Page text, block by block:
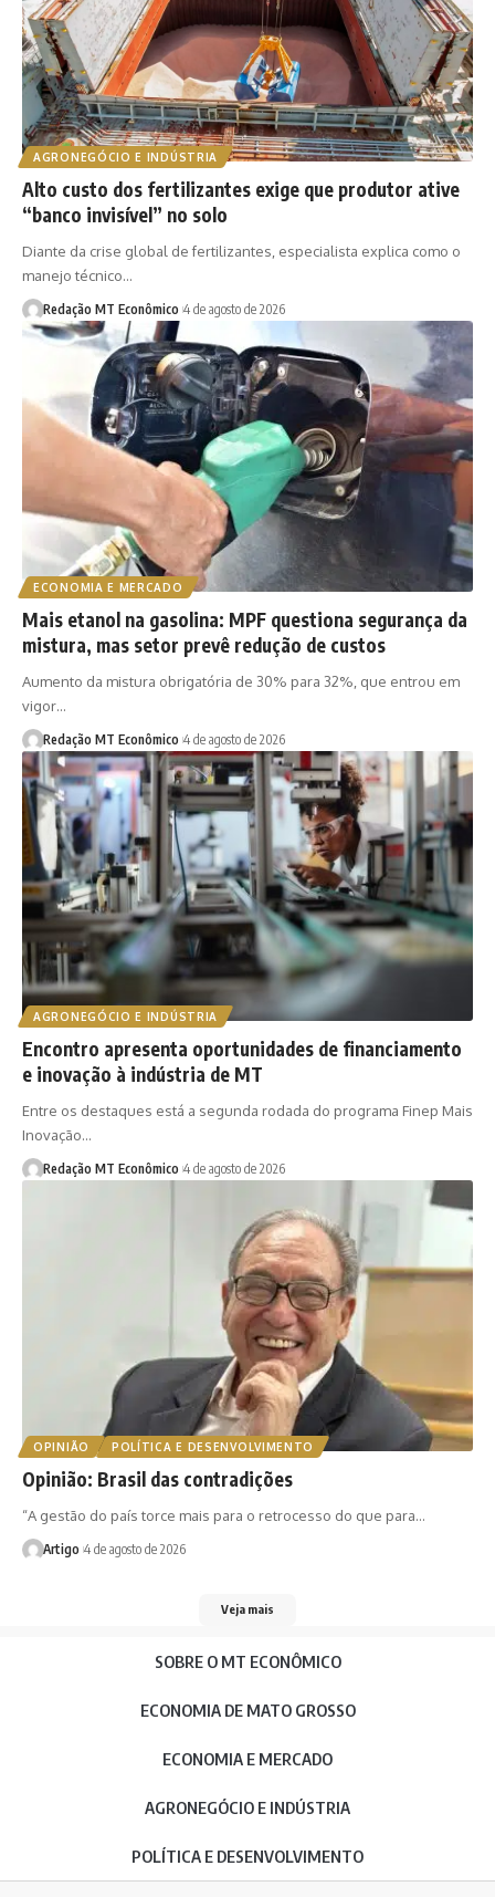
AGRONEGÓCIO E INDÚSTRIA
Alto custo dos fertilizantes exige que produtor ative
“banco invisível” no solo
Diante da crise global de fertilizantes, especialista explica como o
manejo técnico…
Redação MT Econômico 4 de agosto de 2026
ECONOMIA E MERCADO
Mais etanol na gasolina: MPF questiona segurança da
mistura, mas setor prevê redução de custos
Aumento da mistura obrigatória de 30% para 32%, que entrou em
vigor…
Redação MT Econômico 4 de agosto de 2026
AGRONEGÓCIO E INDÚSTRIA
Encontro apresenta oportunidades de financiamento
e inovação à indústria de MT
Entre os destaques está a segunda rodada do programa Finep Mais
Inovação…
Redação MT Econômico 4 de agosto de 2026
OPINIÃO POLÍTICA E DESENVOLVIMENTO
Opinião: Brasil das contradições
“A gestão do país torce mais para o retrocesso do que para…
Artigo 4 de agosto de 2026
Veja mais
SOBRE O MT ECONÔMICO
ECONOMIA DE MATO GROSSO
ECONOMIA E MERCADO
AGRONEGÓCIO E INDÚSTRIA
POLÍTICA E DESENVOLVIMENTO